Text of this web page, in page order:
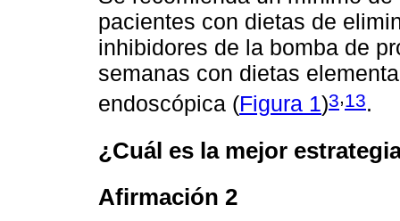
pacientes con dietas de
inhibidores de la bomba de
semanas con dietas
endoscópica (Figura 1)3,13.
¿Cuál es la mejor
Afirmación 2